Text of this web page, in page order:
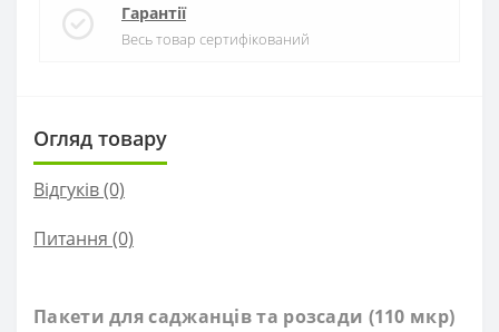
Гарантії
Весь товар сертифікований
Огляд товару
Відгуків (0)
Питання (0)
Пакети для саджанців та розсади (110 мкр)